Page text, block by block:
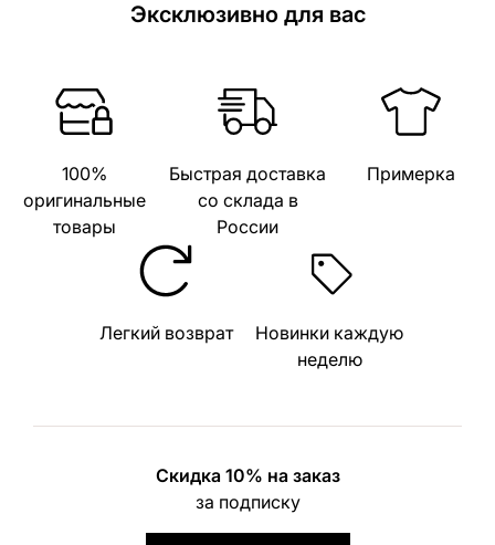
Эксклюзивно для вас
100%
оригинальные
товары
Быстрая доставка
со склада в
России
Примерка
Легкий возврат
Новинки каждую
неделю
Скидка 10% на заказ
за подписку